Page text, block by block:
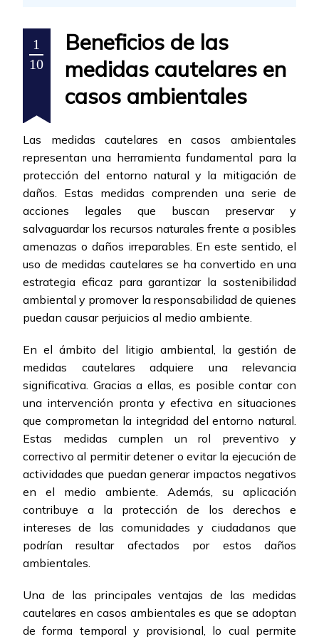
1
10
Beneficios de las
medidas cautelares en
casos ambientales
Las medidas cautelares en casos ambientales
representan una herramienta fundamental para la
protección del entorno natural y la mitigación de
daños. Estas medidas comprenden una serie de
acciones legales que buscan preservar y
salvaguardar los recursos naturales frente a posibles
amenazas o daños irreparables. En este sentido, el
uso de medidas cautelares se ha convertido en una
estrategia eficaz para garantizar la sostenibilidad
ambiental y promover la responsabilidad de quienes
puedan causar perjuicios al medio ambiente.
En el ámbito del litigio ambiental, la gestión de
medidas cautelares adquiere una relevancia
significativa. Gracias a ellas, es posible contar con
una intervención pronta y efectiva en situaciones
que comprometan la integridad del entorno natural.
Estas medidas cumplen un rol preventivo y
correctivo al permitir detener o evitar la ejecución de
actividades que puedan generar impactos negativos
en el medio ambiente. Además, su aplicación
contribuye a la protección de los derechos e
intereses de las comunidades y ciudadanos que
podrían resultar afectados por estos daños
ambientales.
Una de las principales ventajas de las medidas
cautelares en casos ambientales es que se adoptan
de forma temporal y provisional, lo cual permite